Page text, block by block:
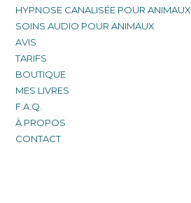
HYPNOSE CANALISÉE POUR ANIMAUX
SOINS AUDIO POUR ANIMAUX
AVIS
TARIFS
BOUTIQUE
MES LIVRES
F.A.Q.
À PROPOS
CONTACT